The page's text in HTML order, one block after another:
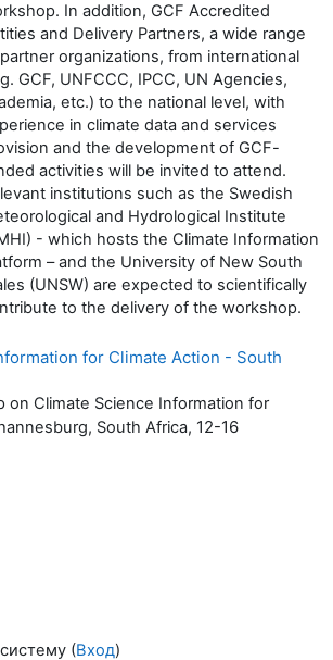
In addition, GCF Accredited
and Delivery Partners, a wide range
organizations, from international
GCF, UNFCCC, IPCC, UN Agencies,
etc.) to the national level, with
in climate data and services
and the development of GCF-
activities will be invited to attend.
institutions such as the Swedish
and Hydrological Institute
- which hosts the Climate Information
– and the University of New South
(UNSW) are expected to scientifically
to the delivery of the workshop.
for Climate Action - South
on Climate Science Information for
South Africa, 12-16
(Вход)